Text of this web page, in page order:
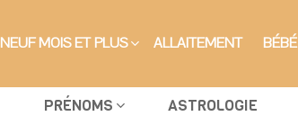
NEUF MOIS ET PLUS ALLAITEMENT BÉBÉ
PRÉNOMS ASTROLOGIE